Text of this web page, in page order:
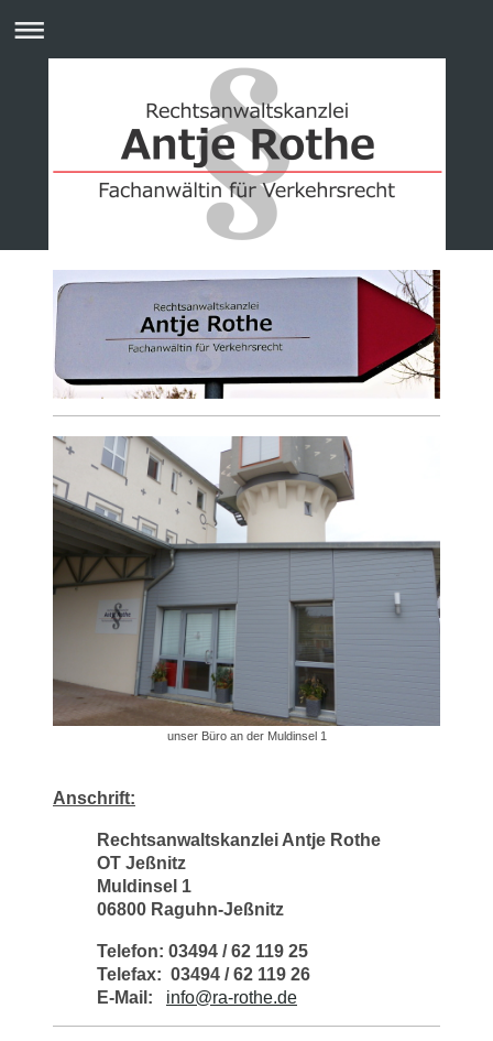
unser Büro an der Muldinsel 1
Anschrift:
Rechtsanwaltskanzlei Antje Rothe
OT Jeßnitz
Muldinsel 1
06800 Raguhn-Jeßnitz
Telefon: 03494 / 62 119 25
Telefax: 03494 / 62 119 26
E-Mail: info@ra-rothe.de